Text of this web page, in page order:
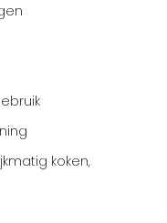
koken,